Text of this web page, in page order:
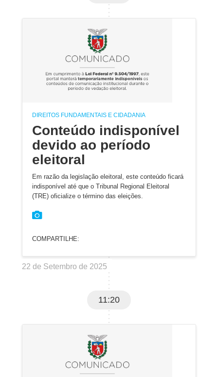
DIREITOS FUNDAMENTAIS E CIDADANIA
Conteúdo indisponível
devido ao período
eleitoral
Em razão da legislação eleitoral, este conteúdo ficará
indisponível até que o Tribunal Regional Eleitoral
(TRE) oficialize o término das eleições.
COMPARTILHE:
22 de Setembro de 2025
11:20